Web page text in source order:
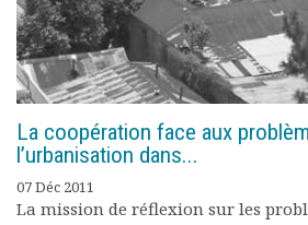
La coopération face aux
l’urbanisation dans...
07 Déc 2011
La mission de réflexion sur les